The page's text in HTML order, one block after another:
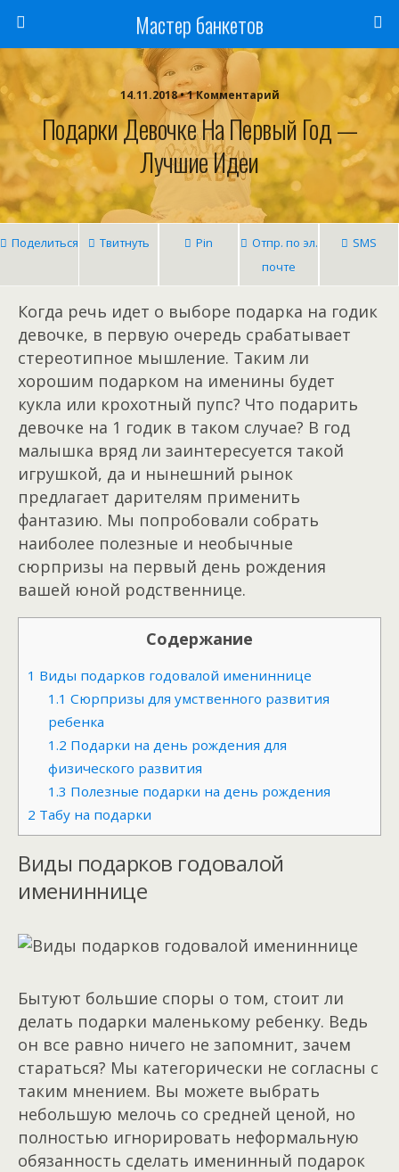
Мастер банкетов
14.11.2018 • 1 Комментарий
Подарки Девочке На Первый Год —
Лучшие Идеи
Поделиться Твитнуть Pin
Отпр. по эл.
почте
SMS
Когда речь идет о выборе подарка на годик
девочке, в первую очередь срабатывает
стереотипное мышление. Таким ли
хорошим подарком на именины будет
кукла или крохотный пупс? Что подарить
девочке на 1 годик в таком случае? В год
малышка вряд ли заинтересуется такой
игрушкой, да и нынешний рынок
предлагает дарителям применить
фантазию. Мы попробовали собрать
наиболее полезные и необычные
сюрпризы на первый день рождения
вашей юной родственнице.
Содержание
1 Виды подарков годовалой имениннице
1.1 Сюрпризы для умственного развития
ребенка
1.2 Подарки на день рождения для
физического развития
1.3 Полезные подарки на день рождения
2 Табу на подарки
Виды подарков годовалой
имениннице
Бытуют большие споры о том, стоит ли
делать подарки маленькому ребенку. Ведь
он все равно ничего не запомнит, зачем
стараться? Мы категорически не согласны с
таким мнением. Вы можете выбрать
небольшую мелочь со средней ценой, но
полностью игнорировать неформальную
обязанность сделать именинный подарок